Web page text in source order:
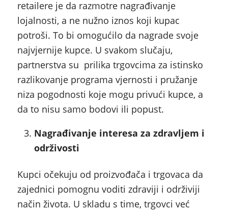
retailere je da razmotre nagrađivanje
lojalnosti, a ne nužno iznos koji kupac
potroši. To bi omogućilo da nagrade svoje
najvjernije kupce. U svakom slučaju,
partnerstva su prilika trgovcima za istinsko
razlikovanje programa vjernosti i pružanje
niza pogodnosti koje mogu privući kupce, a
da to nisu samo bodovi ili popust.
Nagrađivanje interesa za zdravljem i
održivosti
Kupci očekuju od proizvođača i trgovaca da
zajednici pomognu voditi zdraviji i održiviji
način života. U skladu s time, trgovci već